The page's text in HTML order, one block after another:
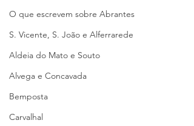
O que escrevem sobre Abrantes
S. Vicente, S. João e Alferrarede
Aldeia do Mato e Souto
Alvega e Concavada
Bemposta
Carvalhal